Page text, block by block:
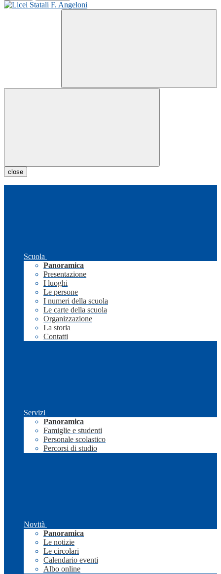
close
Scuola
Panoramica
Presentazione
I luoghi
Le persone
I numeri della scuola
Le carte della scuola
Organizzazione
La storia
Contatti
Servizi
Panoramica
Famiglie e studenti
Personale scolastico
Percorsi di studio
Novità
Panoramica
Le notizie
Le circolari
Calendario eventi
Albo online